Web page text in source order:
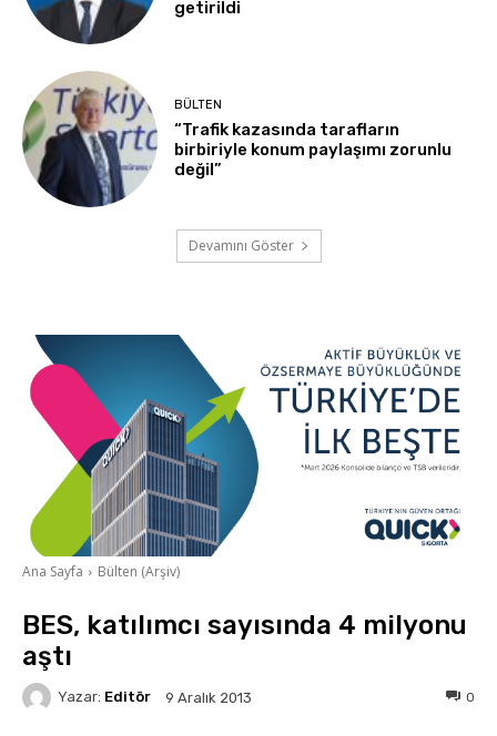
getirildi
BÜLTEN
“Trafik kazasında tarafların
birbiriyle konum paylaşımı zorunlu
değil”
Devamını Göster